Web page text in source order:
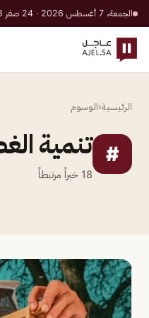
الجمعة، 7 أغسطس 2026 · 24 صفر 1448 هـ
الرئيسية‹الوسوم
# تنمية
18 خبراً مرتبطاً